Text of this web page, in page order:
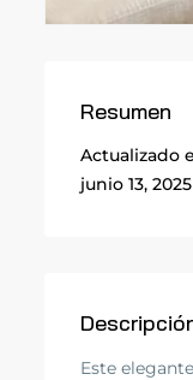
Resumen
Actualizado
junio 13, 2025
Este